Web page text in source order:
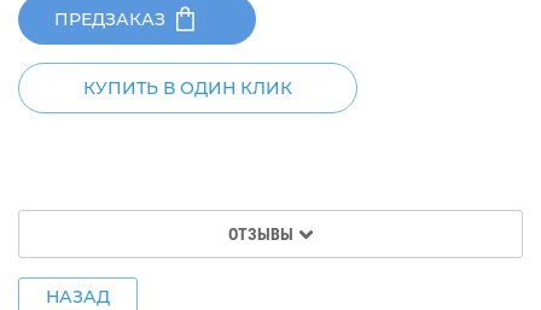
ПРЕДЗАКАЗ
КУПИТЬ В ОДИН КЛИК
ОТЗЫВЫ
НАЗАД